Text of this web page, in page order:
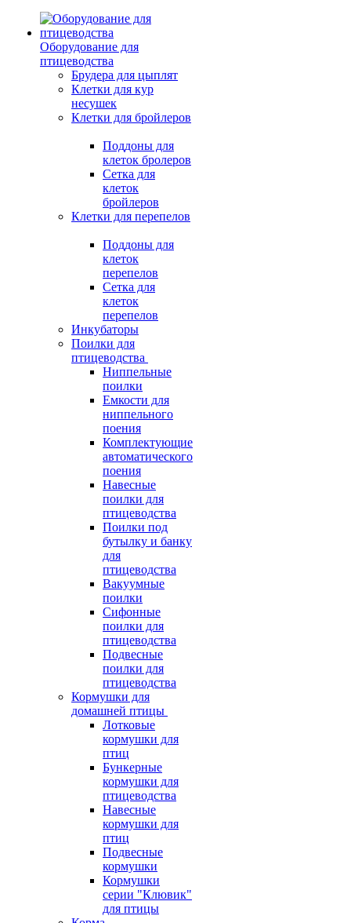
Оборудование для
птицеводства
Брудера для цыплят
Клетки для кур
несушек
Клетки для бройлеров
Поддоны для
клеток бролеров
Сетка для
клеток
бройлеров
Клетки для перепелов
Поддоны для
клеток
перепелов
Сетка для
клеток
перепелов
Инкубаторы
Поилки для
птицеводства
Ниппельные
поилки
Емкости для
ниппельного
поения
Комплектующие
автоматического
поения
Навесные
поилки для
птицеводства
Поилки под
бутылку и банку
для
птицеводства
Вакуумные
поилки
Сифонные
поилки для
птицеводства
Подвесные
поилки для
птицеводства
Кормушки для
домашней птицы
Лотковые
кормушки для
птиц
Бункерные
кормушки для
птицеводства
Навесные
кормушки для
птиц
Подвесные
кормушки
Кормушки
серии "Клювик"
для птицы